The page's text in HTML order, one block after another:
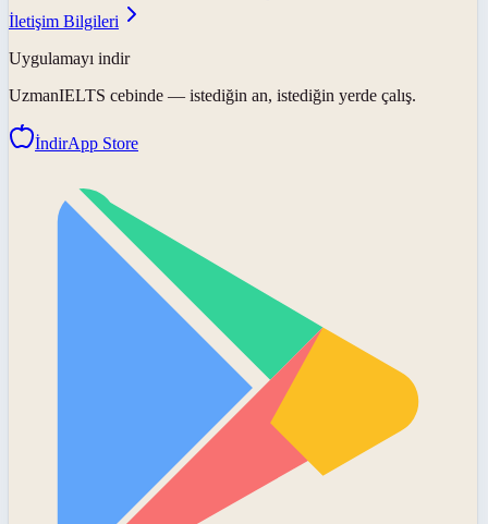
İletişim Bilgileri
Uygulamayı indir
UzmanIELTS cebinde — istediğin an, istediğin yerde çalış.
İndirApp Store